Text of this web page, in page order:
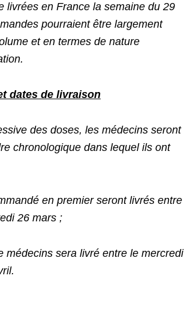
livrées en France la semaine du 29
pourraient être largement
et en termes de nature
dates de livraison
des doses, les médecins seront
chronologique dans lequel ils ont
en premier seront livrés entre
26 mars ;
médecins sera livré entre le mercredi